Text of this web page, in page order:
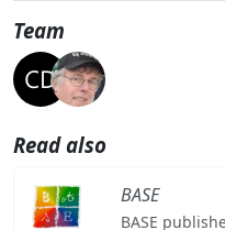
Team
Read also
BASE
BASE